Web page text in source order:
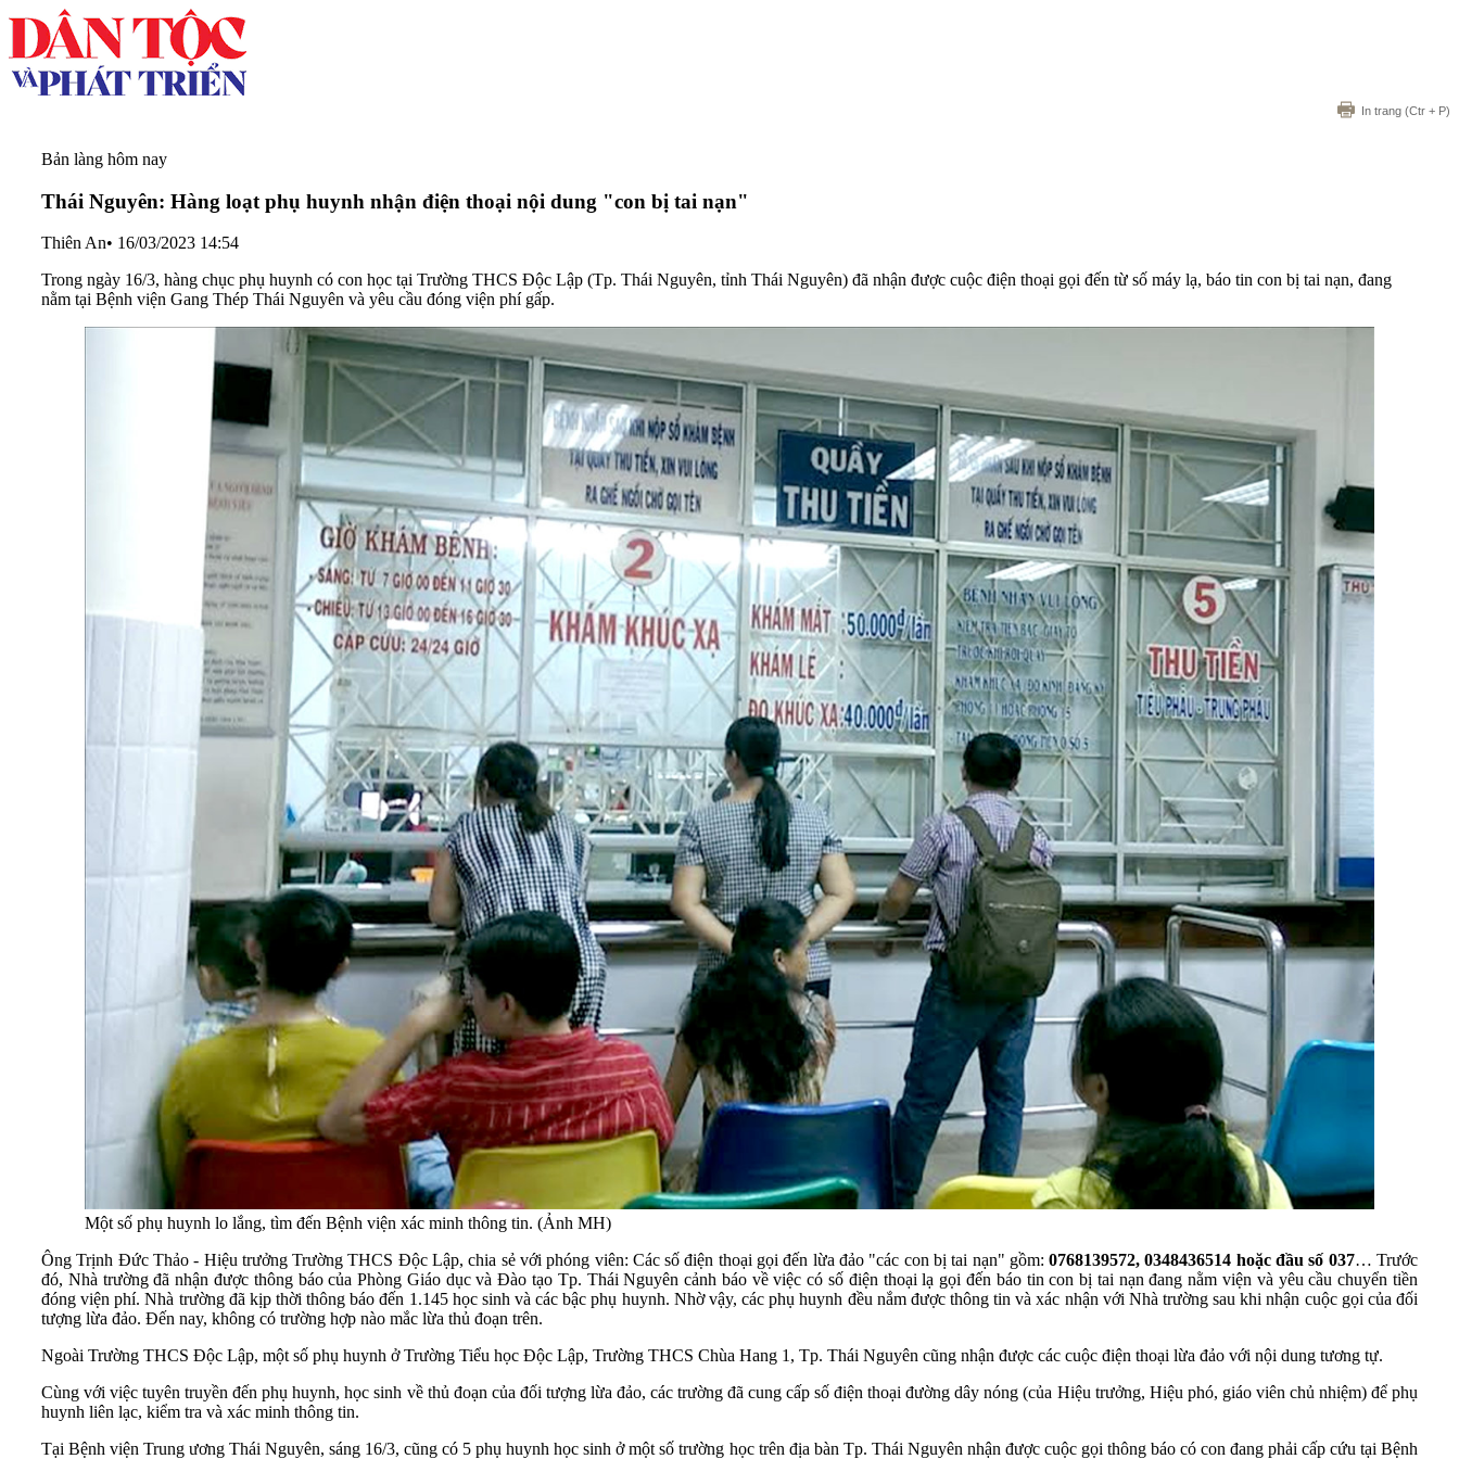
In trang (Ctr + P)
Bản làng hôm nay
Thái Nguyên: Hàng loạt phụ huynh nhận điện thoại nội dung "con bị tai nạn"
Thiên An• 16/03/2023 14:54
Trong ngày 16/3, hàng chục phụ huynh có con học tại Trường THCS Độc Lập (Tp. Thái Nguyên, tỉnh Thái Nguyên) đã nhận được cuộc điện thoại gọi đến từ số máy lạ, báo tin con bị tai nạn, đang
nằm tại Bệnh viện Gang Thép Thái Nguyên và yêu cầu đóng viện phí gấp.
Một số phụ huynh lo lắng, tìm đến Bệnh viện xác minh thông tin. (Ảnh MH)
Ông Trịnh Đức Thảo - Hiệu trưởng Trường THCS Độc Lập, chia sẻ với phóng viên: Các số điện thoại gọi đến lừa đảo "các con bị tai nạn" gồm:0768139572, 0348436514 hoặcđầu số 037… Trước
đó, Nhà trường đã nhận được thông báo của Phòng Giáo dục và Đào tạo Tp. Thái Nguyên cảnh báo về việc có số điện thoại lạ gọi đến báo tin con bị tai nạn đang nằm viện và yêu cầu chuyển tiền
đóng viện phí. Nhà trường đã kịp thời thông báo đến 1.145 học sinh và các bậc phụ huynh. Nhờ vậy, các phụ huynh đều nắm được thông tin và xác nhận với Nhà trường sau khi nhận cuộc gọi của đối
tượng lừa đảo. Đến nay, không có trường hợp nào mắc lừa thủ đoạn trên.
Ngoài Trường THCS Độc Lập, một số phụ huynh ở Trường Tiểu học Độc Lập, Trường THCS Chùa Hang 1, Tp. Thái Nguyên cũng nhận được các cuộc điện thoại lừa đảo với nội dung tương tự.
Cùng với việc tuyên truyền đến phụ huynh, học sinh về thủ đoạn của đối tượng lừa đảo, các trường đã cung cấp số điện thoại đường dây nóng (của Hiệu trưởng, Hiệu phó, giáo viên chủ nhiệm) để phụ
huynh liên lạc, kiểm tra và xác minh thông tin.
Tại Bệnh viện Trung ương Thái Nguyên, sáng 16/3, cũng có 5 phụ huynh học sinh ở một số trường học trên địa bàn Tp. Thái Nguyên nhận được cuộc gọi thông báo có con đang phải cấp cứu tại Bệnh